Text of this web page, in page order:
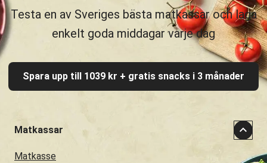
Testa en av Sveriges bästa matkassar och laga
enkelt goda middagar varje dag
Spara upp till 1039 kr + gratis snacks i 3 månader
Matkassar
Matkasse